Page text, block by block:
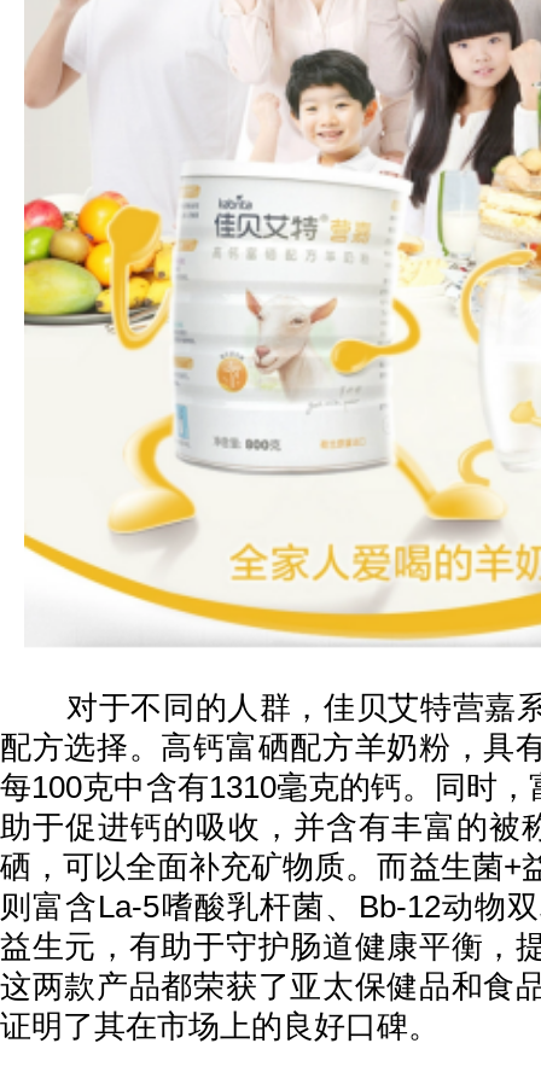
对于不同的人群，佳贝艾特营嘉
配方选择。高钙富硒配方羊奶粉，具
每100克中含有1310毫克的钙。同时
助于促进钙的吸收，并含有丰富的被
硒，可以全面补充矿物质。而益生菌+
则富含La-5嗜酸乳杆菌、Bb-12动物
益生元，有助于守护肠道健康平衡，
这两款产品都荣获了亚太保健品和食
证明了其在市场上的良好口碑。